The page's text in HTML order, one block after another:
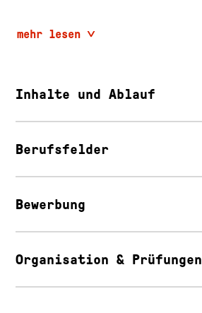
mehr lesen
Inhalte und Ablauf
Berufsfelder
Bewerbung
Organisation & Prüfungen